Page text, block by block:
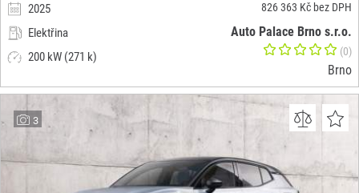
2025
Elektřina
200 kW (271 k)
826 363 Kč bez DPH
Auto Palace Brno s.r.o.
(0)
Brno
3